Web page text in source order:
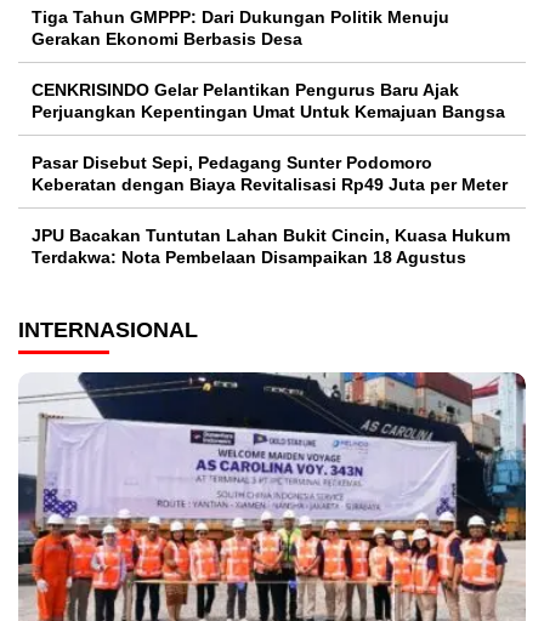
Tiga Tahun GMPPP: Dari Dukungan Politik Menuju
Gerakan Ekonomi Berbasis Desa
CENKRISINDO Gelar Pelantikan Pengurus Baru Ajak
Perjuangkan Kepentingan Umat Untuk Kemajuan Bangsa
Pasar Disebut Sepi, Pedagang Sunter Podomoro
Keberatan dengan Biaya Revitalisasi Rp49 Juta per Meter
JPU Bacakan Tuntutan Lahan Bukit Cincin, Kuasa Hukum
Terdakwa: Nota Pembelaan Disampaikan 18 Agustus
INTERNASIONAL